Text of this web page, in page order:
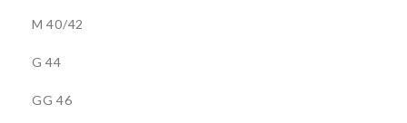
M 40/42
G 44
GG 46